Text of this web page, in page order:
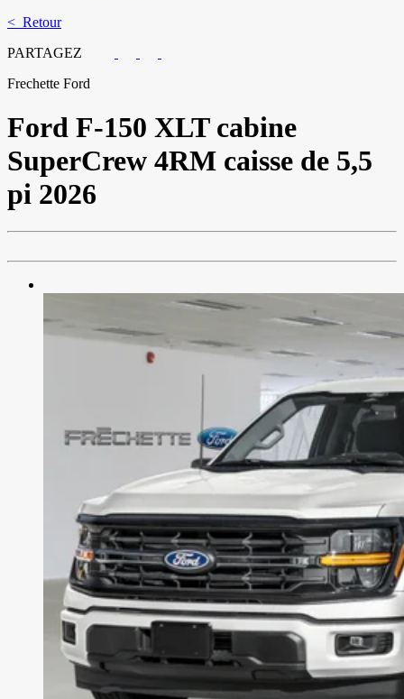
< Retour
PARTAGEZ
Frechette Ford
Ford F-150 XLT cabine
SuperCrew 4RM caisse de 5,5
pi 2026